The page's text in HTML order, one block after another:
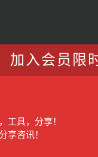
入会员限
工具，分享！
享咨讯！